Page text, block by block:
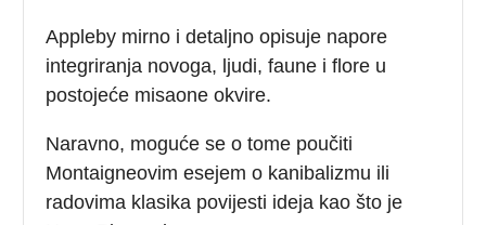
Appleby mirno i detaljno opisuje napore
integriranja novoga, ljudi, faune i flore u
postojeće misaone okvire.
Naravno, moguće se o tome poučiti
Montaigneovim esejem o kanibalizmu ili
radovima klasika povijesti ideja kao što je